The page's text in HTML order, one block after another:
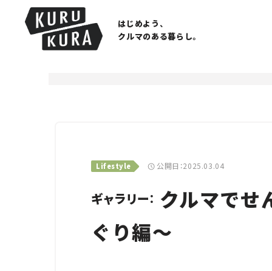
はじめよう、
クルマのある暮らし。
Lifestyle 公開日：2025.03.04
ギャラリー： クルマで
ぐり編〜